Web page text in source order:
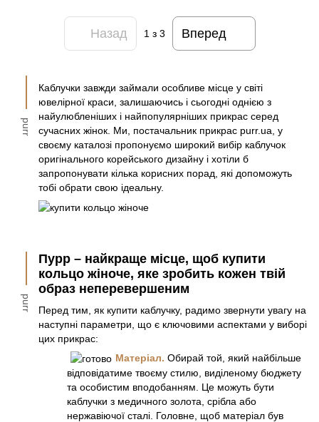
Назад 1 з 3 Вперед
purr
Каблучки завжди займали особливе місце у світі
ювелірної краси, залишаючись і сьогодні однією з
найулюбленіших і найпопулярніших прикрас серед
сучасних жінок. Ми, постачальник прикрас purr.ua , у
своєму каталозі пропонуємо широкий вибір каблучок
оригінального корейського дизайну і хотіли б
запропонувати кілька корисних порад, які допоможуть
тобі обрати свою ідеальну.
purr
Пурр – найкраще місце, щоб купити
кольцо жіноче, яке зробить кожен твій
образ неперевершеним
Перед тим, як купити каблучку, радимо звернути увагу на
наступні параметри, що є ключовими аспектами у виборі
цих прикрас:
Матеріал. Обирай той, який найбільше
відповідатиме твоєму стилю, виділеному бюджету
та особистим вподобанням. Це можуть бути
каблучки з медичного золота, срібла або
нержавіючої сталі. Головне, щоб матеріал був